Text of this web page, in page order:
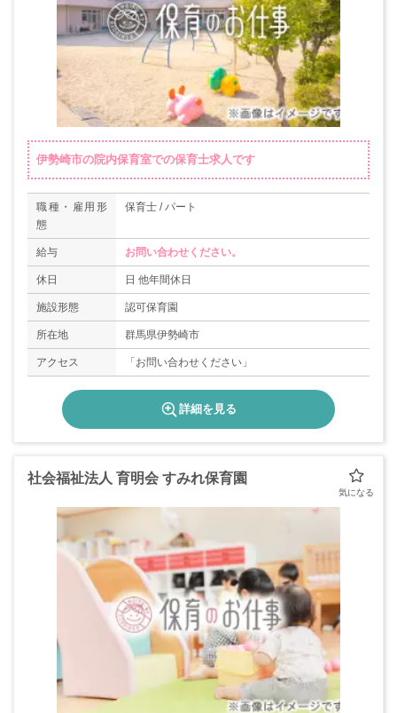
伊勢崎市の院内保育室での保育士求人です
職種・雇用形
態
保育士 / パート
給与 お問い合わせください。
休日 日 他年間休日
施設形態 認可保育園
所在地 群馬県伊勢崎市
アクセス 「お問い合わせください」
詳細を見る
社会福祉法人 育明会 すみれ保育園